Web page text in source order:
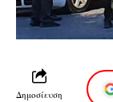
Δημοσίευση